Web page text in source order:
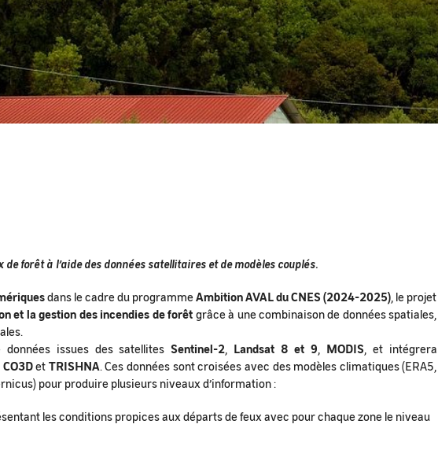
forêt à l’aide des données satellitaires et de modèles couplés.
dans le cadre du programmeAmbition AVAL du CNES (2024-2025), le projet
et la gestion des incendies de forêt grâce à une combinaison de données spatiales,
données issues des satellitesSentinel-2, Landsat 8 et 9, MODIS, et intégrera
CO3Det TRISHNA. Ces données sont croisées avec des modèles climatiques (ERA5,
pour produire plusieurs niveaux d’information :
les conditions propices aux départs de feux avec pour chaque zone le niveau